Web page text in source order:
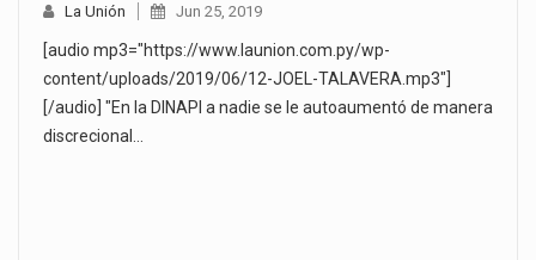
La Unión Jun 25, 2019
[audio mp3="https://www.launion.com.py/wp-
content/uploads/2019/06/12-JOEL-TALAVERA.mp3"]
[/audio] "En la DINAPI a nadie se le autoaumentó de manera
discrecional…